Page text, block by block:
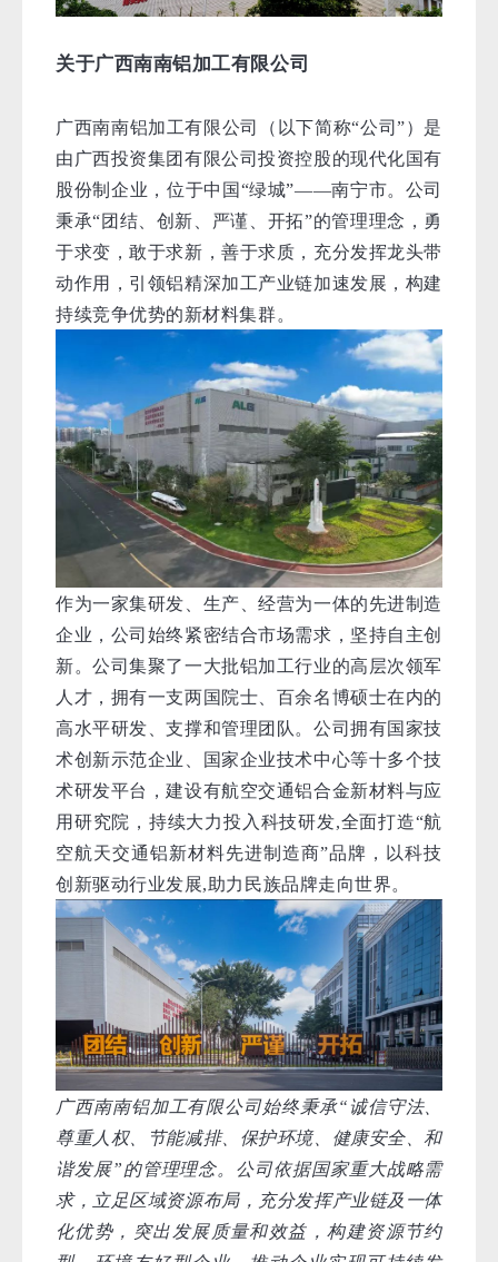
关于广西南南铝加工有限公司
广西南南铝加工有限公司
（以下简称“公司”）是
由广西投资集团有限公司投资控股的现代化国有
股份制企业，位于中国“绿城”——南宁市。公司
秉承“团结、创新、严谨、开拓”的管理理念，勇
于求变，敢于求新，善于求质，充分发挥龙头带
动作用，引领铝精深加工产业链加速发展，构建
持续竞争优势的新材料集群。
作为一家集研发、生产、经营为一体的先进制造
企业，公司始终紧密结合市场需求，坚持自主创
新。公司集聚了一大批铝加工行业的高层次领军
人才，拥有一支两国院士、百余名博硕士在内的
高水平研发、支撑和管理团队。公司拥有国家技
术创新示范企业、国家企业技术中心等十多个技
术研发平台，建设有航空交通铝合金新材料与应
用研究院，持续大力投入科技研发,全面打造“航
空航天交通铝新材料先进制造商”品牌，以科技
创新驱动行业发展,助力民族品牌走向世界。
广西南南铝加工有限公司始终秉承“诚信守法、
尊重人权、节能减排、保护环境、健康安全、和
谐发展”的管理理念。公司依据国家重大战略需
求，立足区域资源布局，充分发挥产业链及一体
化优势，突出发展质量和效益，构建资源节约